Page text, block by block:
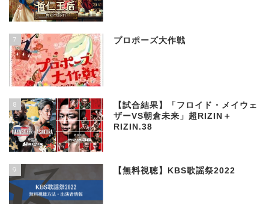
7 プロポーズ大作戦
8
【試合結果】「フロイド・メイウェ
ザーVS朝倉未来」超RIZIN＋
RIZIN.38
9 【無料視聴】KBS歌謡祭2022